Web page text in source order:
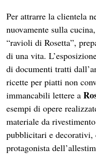
Per attrarre la clientela
nuovamente sulla
“ravioli di Rosetta”,
di una vita.
di documenti tratti
ricette per piatti non
immancabili lettere a
esempi di opere
materiale da
pubblicitari e decorativi,
protagonista